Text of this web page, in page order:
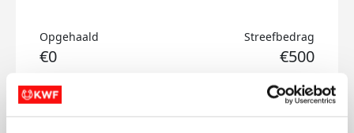
Opgehaald
€0
Streefbedrag
€500
Doneer